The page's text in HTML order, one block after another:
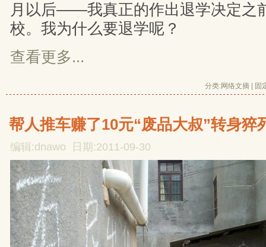
月以后——我真正的作出退学决定之
校。我为什么要退学呢？
查看更多...
分类:网络文摘 固
帮人推车赚了10元“废品大叔”转身猝
编辑:dnawo 日期:2011-09-30